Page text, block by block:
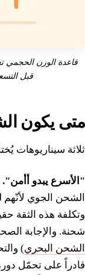
قاعدة الوزن الحجمي
قبل
متى يكون
ثلاثة سيناريوهات
"الأسرع يبدو أأمن".
الشحن الجوي لأنّهم
شحنة. والإجابة
الشحن البحري)